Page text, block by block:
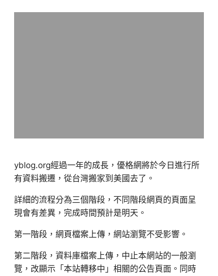
yblog.org經過一年的成長，優格網將於今日進行所
有資料搬遷，從台灣搬家到美國去了。
詳細的流程分為三個階段，不同階段網頁的頁面呈
現會有差異，完成時間預計是明天。
第一階段，網頁檔案上傳，網站瀏覽不受影響。
第二階段，資料庫檔案上傳，中止本網站的一般瀏
覽，改顯示「本站轉移中」相關的公告頁面。同時